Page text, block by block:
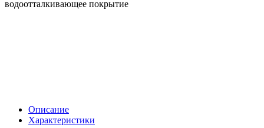
водоотталкивающее покрытие
Описание
Характеристики